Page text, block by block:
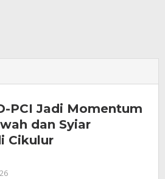
PCI Jadi Momentum
dan Syiar
Cikulur